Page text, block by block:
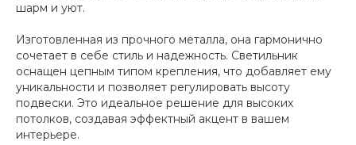
шарм и уют.
Изготовленная из прочного металла, она гармонично
сочетает в себе стиль и надежность. Светильник
оснащен цепным типом крепления, что добавляет ему
уникальности и позволяет регулировать высоту
подвески. Это идеальное решение для высоких
потолков, создавая эффектный акцент в вашем
интерьере.